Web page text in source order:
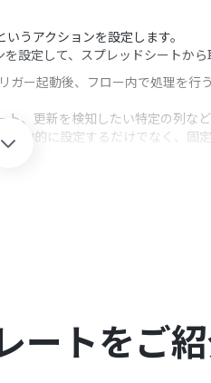
うアクションを設定します。
定して、スプレッドシートか
ガー起動後、フロー内で処理を行
、更新を検知したい特定の列な
動的に設定するだけでなく、固
ートをご